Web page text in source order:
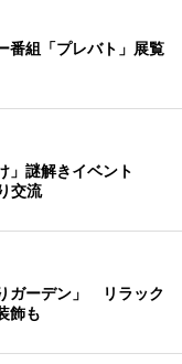
番組「プレバト」展覧
」謎解きイベント
交流
ガーデン」 リラック
飾も